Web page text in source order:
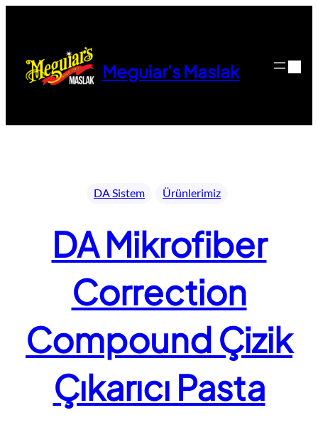
Meguiar's Maslak
DA Sistem Ürünlerimiz
DA Mikrofiber
Correction
Compound Çizik
Çıkarıcı Pasta